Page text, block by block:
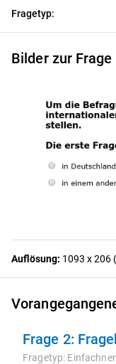
Fragetyp:
Bilder zur Frage
Auflösung: 1093 x 206
Frage 2:
Fragetyp: